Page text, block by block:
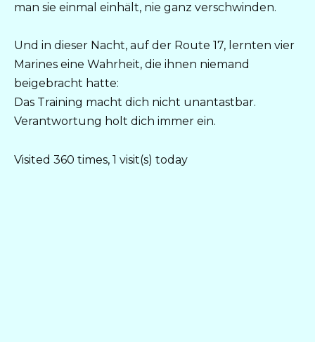
man sie einmal einhält, nie ganz verschwinden.
Und in dieser Nacht, auf der Route 17, lernten vier
Marines eine Wahrheit, die ihnen niemand
beigebracht hatte:
Das Training macht dich nicht unantastbar.
Verantwortung holt dich immer ein.
Visited 360 times, 1 visit(s) today